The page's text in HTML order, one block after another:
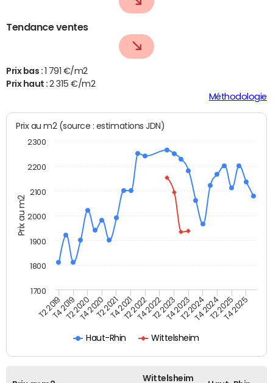
Tendance ventes
Prix bas :
1 791 €/m2
Prix haut :2 315 €/m2
Méthodologie
Prix au m2
Prix au m2 (source : estimations JDN)
Haut-Rhin Wittelsheim
T2 2019T4 2019T2 2020T4 2020T2 2021T4 2021T2 2022T4 2022T2 2023T4 2023T2 2024T4 2024T2 2025T4 2025
1700
1800
1900
2000
2100
2200
2300
Wittelsheim